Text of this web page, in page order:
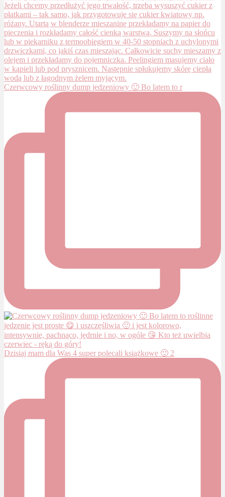
Czerwcowy roślinny dump jedzeniowy 🙂 Bo latem to r
Dzisiaj mam dla Was 4 super polecali książkowe 🙂 2